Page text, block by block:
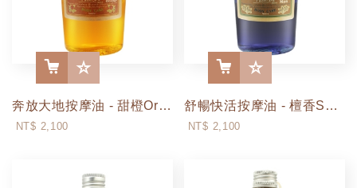
奔放大地按摩油 - 甜橙Orange (250ml / 500ml)
NT$ 2,100
More 舒暢快活按摩油 - 檀香Sandalwood (250ml / 500ml)
NT$ 2,100
More